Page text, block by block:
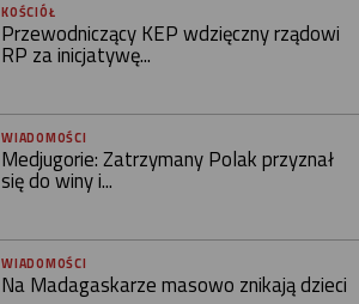
KOŚCIÓŁ
Przewodniczący KEP wdzięczny rządowi
RP za inicjatywę...
WIADOMOŚCI
Medjugorie: Zatrzymany Polak przyznał
się do winy i...
WIADOMOŚCI
Na Madagaskarze masowo znikają dzieci